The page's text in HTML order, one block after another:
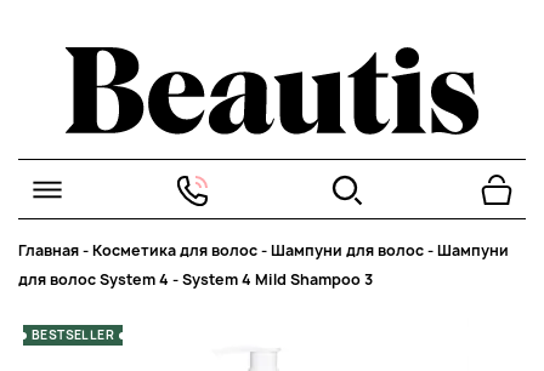
Главная-Косметика для волос-Шампуни для волос-Шампуни
для волос System 4 -System 4 Mild Shampoo 3
BESTSELLER